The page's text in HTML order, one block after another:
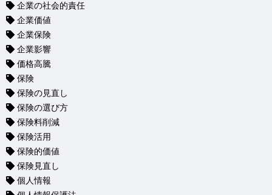
企業の社会的責任
企業価値
企業保険
企業影響
価格高騰
保険
保険の見直し
保険の選び方
保険料削減
保険活用
保険的価値
保険見直し
個人情報